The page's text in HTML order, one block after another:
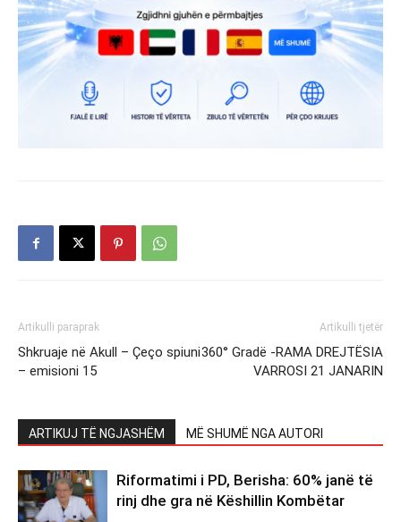
Artikulli paraprak
Shkruaje në Akull – Çeço spiuni
– emisioni 15
Artikulli tjetër
360° Gradë -RAMA DREJTËSIA
VARROSI 21 JANARIN
ARTIKUJ TË NGJASHËM MË SHUMË NGA AUTORI
Riformatimi i PD, Berisha: 60% janë të
rinj dhe gra në Këshillin Kombëtar